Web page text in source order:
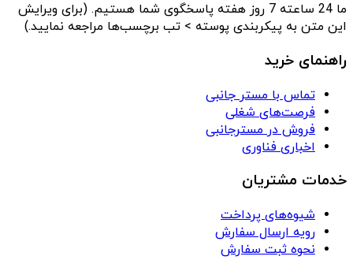
ما 24 ساعته 7 روز هفته پاسخگوی شما هستیم. (برای ویرایش
این متن به پیکربندی پوسته > تب برچسب‌ها مراجعه نمایید.)
راهنمای خرید
تماس با مستر جانبی
فرصت‌های شغلی
فروش در مسترجانبی
اخباری فناوری
خدمات مشتریان
شیوه‌های پرداخت
رویه ارسال سفارش
نحوه ثبت سفارش